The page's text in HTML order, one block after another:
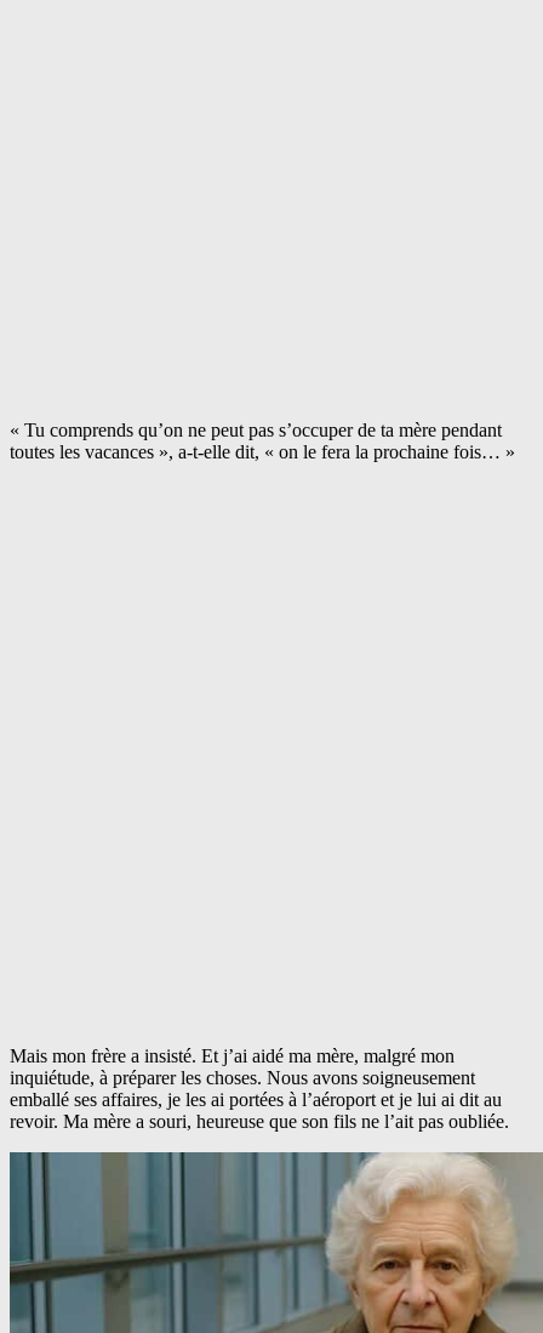
« Tu comprends qu’on ne peut pas s’occuper de ta mère pendant
toutes les vacances », a-t-elle dit, « on le fera la prochaine fois… »
Mais mon frère a insisté. Et j’ai aidé ma mère, malgré mon
inquiétude, à préparer les choses. Nous avons soigneusement
emballé ses affaires, je les ai portées à l’aéroport et je lui ai dit au
revoir. Ma mère a souri, heureuse que son fils ne l’ait pas oubliée.